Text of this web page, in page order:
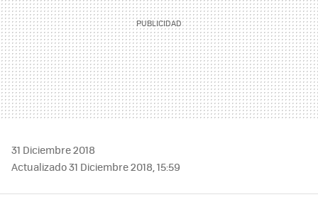
31 Diciembre 2018
Actualizado 31 Diciembre 2018, 15:59